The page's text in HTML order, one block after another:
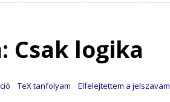
Csak logika
TeX tanfolyam Elfelejtettem a jelszavam